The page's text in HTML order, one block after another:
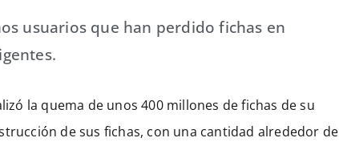
usuarios que han perdido fichas en
la quema de unos 400 millones de fichas de su
de sus fichas, con una cantidad alrededor de